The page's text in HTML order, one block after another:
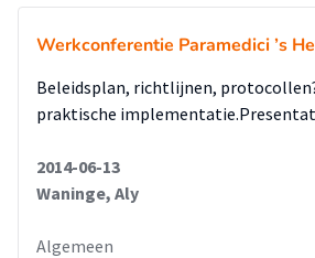
Werkconferentie Paramedici ’s
Beleidsplan, richtlijnen,
praktische
2014-06-13
Waninge, Aly
Algemeen